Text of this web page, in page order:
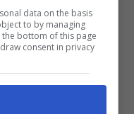
siciliano
via.
data on the basis
to by managing
bottom of this page
consent in privacy